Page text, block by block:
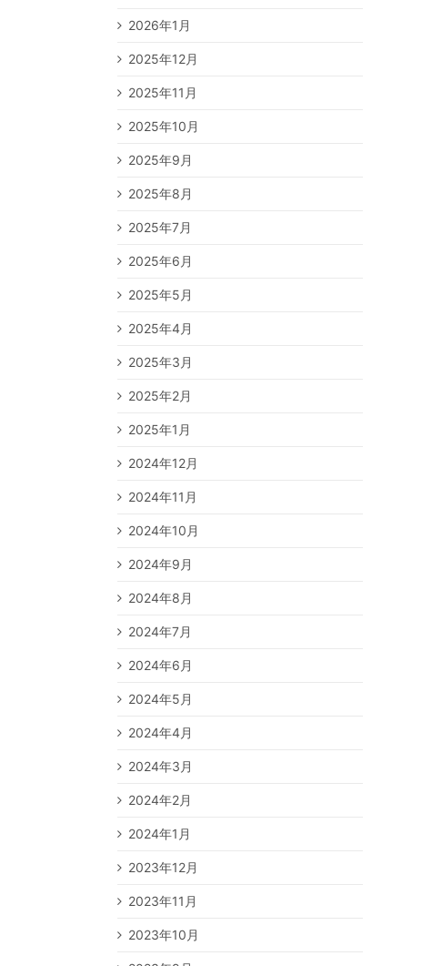
2026年1月
2025年12月
2025年11月
2025年10月
2025年9月
2025年8月
2025年7月
2025年6月
2025年5月
2025年4月
2025年3月
2025年2月
2025年1月
2024年12月
2024年11月
2024年10月
2024年9月
2024年8月
2024年7月
2024年6月
2024年5月
2024年4月
2024年3月
2024年2月
2024年1月
2023年12月
2023年11月
2023年10月